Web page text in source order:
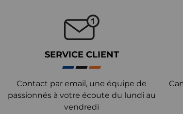
SERVICE CLIENT
Contact par email, une équipe de
passionnés à votre écoute du lundi au
vendredi